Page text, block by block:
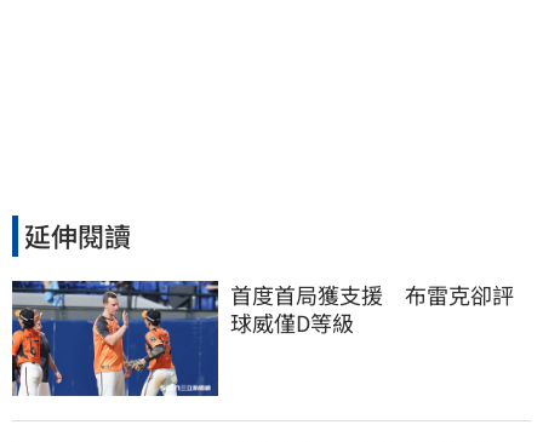
延伸閱讀
首度首局獲支援　布雷克卻評
球威僅D等級